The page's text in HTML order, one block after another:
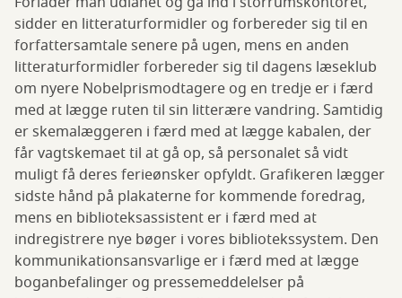
sidder en litteraturformidler og forbereder sig til en
forfattersamtale senere på ugen, mens en anden
litteraturformidler forbereder sig til dagens læseklub
om nyere Nobelprismodtagere og en tredje er i færd
med at lægge ruten til sin litterære vandring. Samtidig
er skemalæggeren i færd med at lægge kabalen, der
får vagtskemaet til at gå op, så personalet så vidt
muligt få deres ferieønsker opfyldt. Grafikeren lægger
sidste hånd på plakaterne for kommende foredrag,
mens en biblioteksassistent er i færd med at
indregistrere nye bøger i vores bibliotekssystem. Den
kommunikationsansvarlige er i færd med at lægge
boganbefalinger og pressemeddelelser på